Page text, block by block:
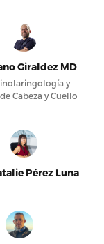
Giraldez MD
y
Cabeza y Cuello
Pérez Luna